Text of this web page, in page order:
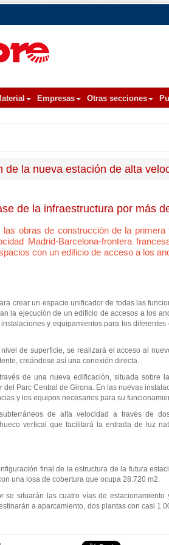
Empresas Otras secciones
la nueva estación de alta
de la infraestructura por más
obras de construcción de la
Madrid-Barcelona-frontera
con un edificio de acceso a los
crear un espacio unificador de todas las
la ejecución de un edificio de accesos a los
y equipamientos para los diferentes
de superficie, se realizará el acceso al
creándose así una conexión directa.
de una nueva edificación, situada sobre
Parc Central de Girona. En las nuevas
y los equipos necesarios para su
de alta velocidad a través de
vertical que facilitará la entrada de luz
final de la estructura de la futura
una losa de cobertura que ocupa 28.720 m2.
se situarán las cuatro vías de
a aparcamiento, dos plantas con casi